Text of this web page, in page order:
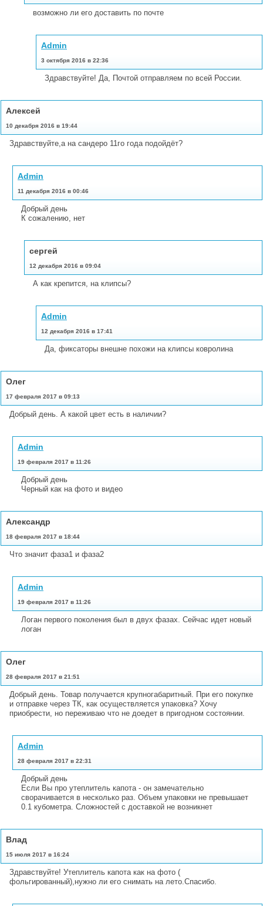
возможно ли его доставить по почте
Admin
3 октября 2016 в 22:36
Здравствуйте! Да, Почтой отправляем по всей России.
Алексей
10 декабря 2016 в 19:44
Здравствуйте,а на сандеро 11го года подойдёт?
Admin
11 декабря 2016 в 00:46
Добрый день
К сожалению, нет
сергей
12 декабря 2016 в 09:04
А как крепится, на клипсы?
Admin
12 декабря 2016 в 17:41
Да, фиксаторы внешне похожи на клипсы ковролина
Олег
17 февраля 2017 в 09:13
Добрый день. А какой цвет есть в наличии?
Admin
19 февраля 2017 в 11:26
Добрый день
Черный как на фото и видео
Александр
18 февраля 2017 в 18:44
Что значит фаза1 и фаза2
Admin
19 февраля 2017 в 11:26
Логан первого поколения был в двух фазах. Сейчас идет новый
логан
Олег
28 февраля 2017 в 21:51
Добрый день. Товар получается крупногабаритный. При его покупке
и отправке через ТК, как осуществляется упаковка? Хочу
приобрести, но переживаю что не доедет в пригодном состоянии.
Admin
28 февраля 2017 в 22:31
Добрый день
Если Вы про утеплитель капота - он замечательно
сворачивается в несколько раз. Объем упаковки не превышает
0.1 кубометра. Сложностей с доставкой не возникнет
Влад
15 июля 2017 в 16:24
Здравствуйте! Утеплитель капота как на фото (
фольгированный),нужно ли его снимать на лето.Спасибо.